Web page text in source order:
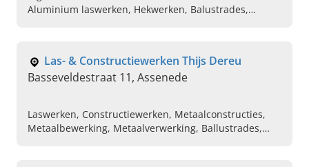
Aluminium laswerken, Hekwerken, Balustrades,
Las- & Constructiewerken Thijs Dereu
Basseveldestraat 11, Assenede
Laswerken, Constructiewerken, Metaalconstructies,
Metaalbewerking, Metaalverwerking, Ballustrades,